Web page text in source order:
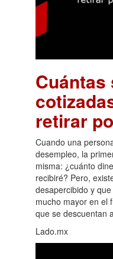
Cuántas
retirar
Cuando una
desempleo, la
misma: ¿cuánto
recibiré? Pero,
desapercibido y
mucho mayor en el
que se descuentan
Lado.mx